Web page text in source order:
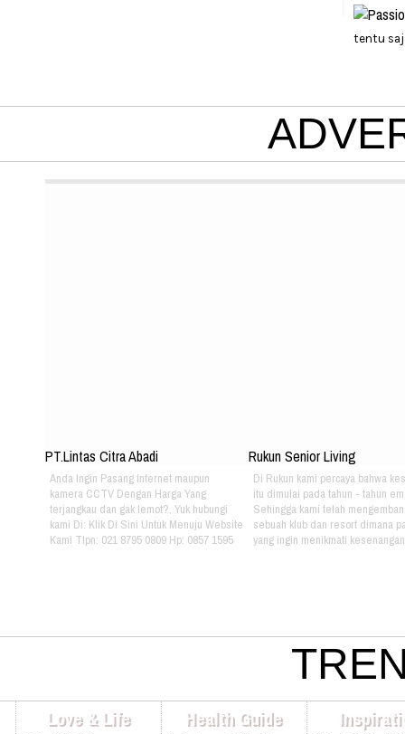
tentu
PT.Lintas Citra Abadi
Anda Ingin Pasang Internet maupun
kamera CCTV Dengan Harga Yang
terjangkau dan gak lemot?. Yuk hubungi
kami Di: Klik Di Sini Untuk Menuju Website
Kami Tlpn: 021 8795 0809 Hp: 0857 1595
Rukun Senior Living
Di Rukun kami percaya bahwa
itu dimulai pada tahun - tahun
Sehingga kami telah
sebuah klub dan resort dimana
yang ingin menikmati
Darmawan Park Gate 1, Jl. Raya
Madang No. 99 Sentul, 16810.
Web:www.rukunseniorliving.com
Love & Life Health Guide